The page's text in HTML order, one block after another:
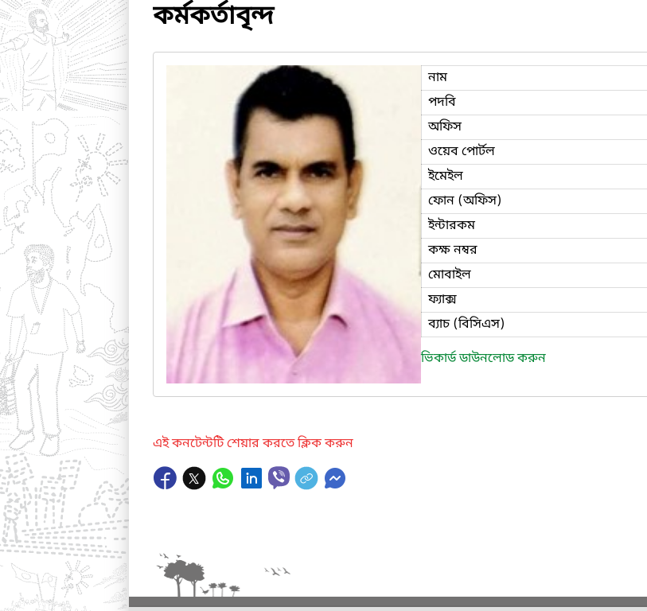
কর্মকর্তাবৃন্দ
নাম
পদবি
অফিস
ওয়েব পোর্টল
ইমেইল
ফোন (অফিস)
ইন্টারকম
কক্ষ নম্বর
মোবাইল
ফ্যাক্স
ব্যাচ (বিসিএস)
ভিকার্ড ডাউনলোড করুন
এই কনটেন্টটি শেয়ার করতে ক্লিক করুন